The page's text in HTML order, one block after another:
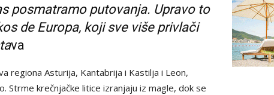
posmatramo putovanja. Upravo to
de Europa, koji sve više privlači
va
regiona Asturija, Kantabrija i Kastilja i Leon,
krečnjačke litice izranjaju iz magle, dok se